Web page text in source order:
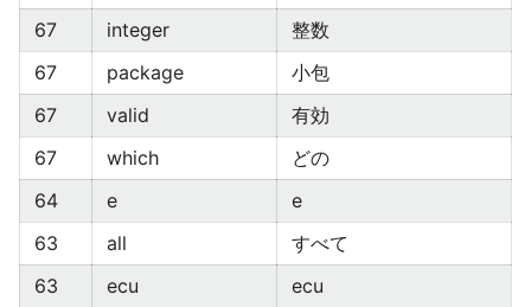
67
integer
整数
67
package
小包
67
valid
有効
67
which
どの
64
e
e
63
all
すべて
63
ecu
ecu